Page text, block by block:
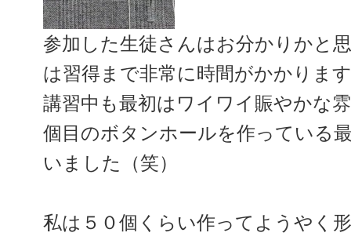
参加した生徒さんはお分かりかと
は習得まで非常に時間がかかりま
講習中も最初はワイワイ賑やかな
個目のボタンホールを作っている
いました（笑）
私は５０個くらい作ってようやく